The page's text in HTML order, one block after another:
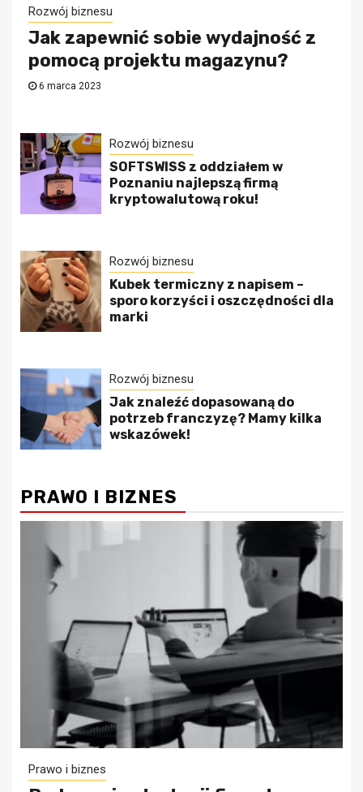
Rozwój biznesu
Jak zapewnić sobie wydajność z
pomocą projektu magazynu?
6 marca 2023
Rozwój biznesu
SOFTSWISS z oddziałem w
Poznaniu najlepszą firmą
kryptowalutową roku!
Rozwój biznesu
Kubek termiczny z napisem –
sporo korzyści i oszczędności dla
marki
Rozwój biznesu
Jak znaleźć dopasowaną do
potrzeb franczyzę? Mamy kilka
wskazówek!
PRAWO I BIZNES
Prawo i biznes